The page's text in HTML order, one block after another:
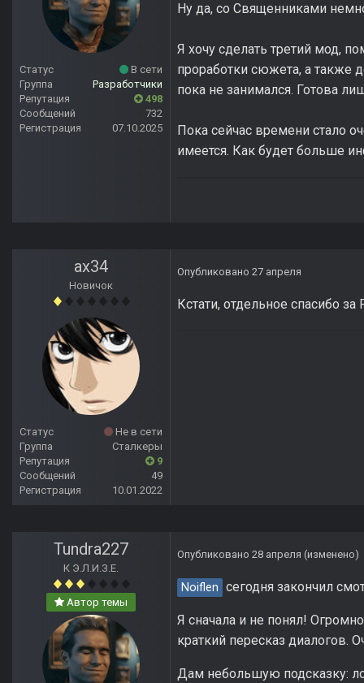
Статус
В сети
Группа
Разработчики
Репутация
498
Сообщений
732
Регистрация
07.10.2025
Ну да, со Священниками
Я хочу сделать третий мод,
проработки сюжета, а также
пока не занимался. Готова
Пока сейчас времени стало
имеется. Как будет больше
ax34
Новичок
Статус
Не в сети
Группа
Сталкеры
Репутация
9
Сообщений
49
Регистрация
10.01.2022
Опубликовано 27 апреля
Кстати, отдельное спасибо
Tundra227
К Э.Л.И.З.Е.
Автор темы
Опубликовано 28 апреля (изменено)
Noiflen сегодня закончил
Я сначала и не понял!
краткий пересказ
Дам небольшую подсказку: